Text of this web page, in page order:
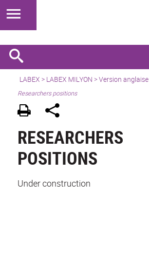
LABEX > LABEX MILYON >Version anglaise
Researchers positions
RESEARCHERS
POSITIONS
Under construction